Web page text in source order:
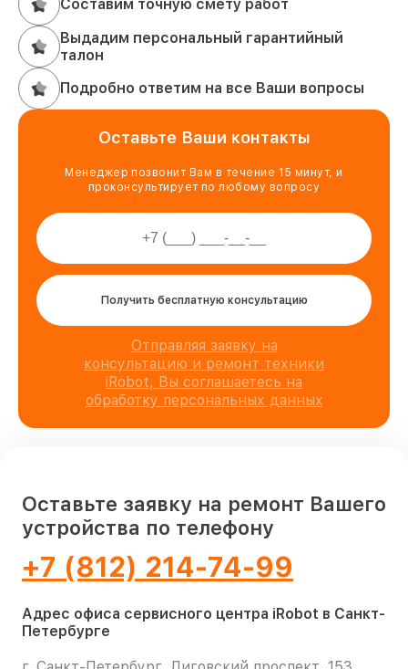
Составим точную смету работ
Выдадим персональный гарантийный
талон
Подробно ответим на все Ваши вопросы
Оставьте Ваши контакты
Менеджер позвонит Вам в течение 15 минут, и
проконсультирует по любому вопросу
Получить бесплатную консультацию
Отправляя заявку на
консультацию и ремонт техники
iRobot, Вы соглашаетесь на
обработку персональных данных
Оставьте заявку на ремонт Вашего
устройства по телефону
+7 (812) 214-74-99
Адрес офиса сервисного центра iRobot в Санкт-
Петербурге